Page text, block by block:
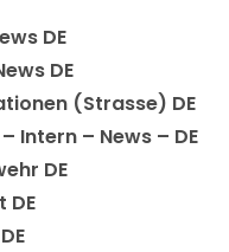
DE
DE
(Strasse) DE
Intern – News – DE
DE
DE